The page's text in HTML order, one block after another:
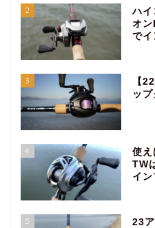
2
ハイ
オ
でイ
3
【
ッ
4
使え
TW
イン
5
23